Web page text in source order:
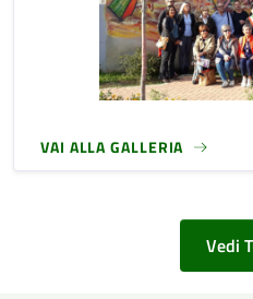
VAI ALLA GALLERIA
Vedi